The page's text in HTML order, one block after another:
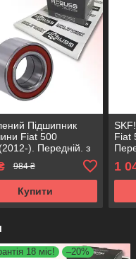
Підшипник
Fiat 500
). Передній. з
, R158.54 ,
984 ₴
Купити
Fiat
1
18 міс!
–20%